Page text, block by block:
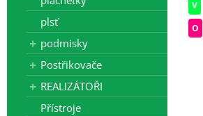
plsť
podmisky
Postřikovače
REALIZÁTOŘI
Přístroje
V
O